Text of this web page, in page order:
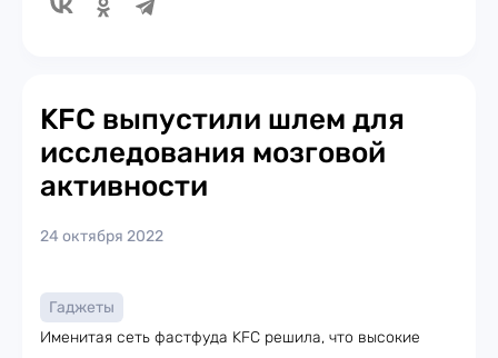
KFC выпустили шлем для
исследования мозговой
активности
24 октября 2022
Гаджеты
Именитая сеть фастфуда KFC решила, что высокие